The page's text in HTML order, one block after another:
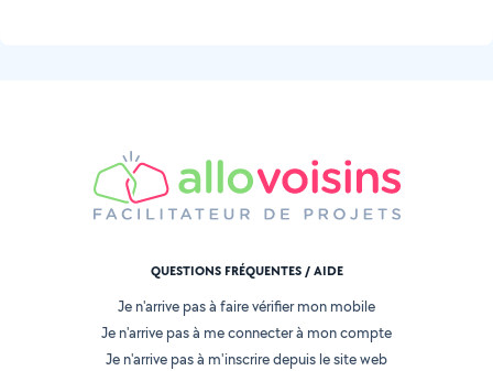
QUESTIONS FRÉQUENTES / AIDE
Je n'arrive pas à faire vérifier mon mobile
Je n'arrive pas à me connecter à mon compte
Je n'arrive pas à m'inscrire depuis le site web